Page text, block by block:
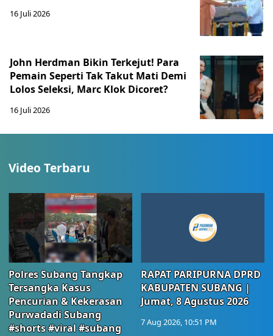
16 Juli 2026
John Herdman Bikin Terkejut! Para
Pemain Seperti Tak Takut Mati Demi
Lolos Seleksi, Marc Klok Dicoret?
16 Juli 2026
Video Terbaru
Polres Subang Tangkap
Tersangka Kasus
Pencurian & Kekerasan
Purwadadi Subang
#shorts #viral #subang
RAPAT PARIPURNA DPRD
KABUPATEN SUBANG |
Jumat, 8 Agustus 2026
7 Aug 2026, 10:51 PM